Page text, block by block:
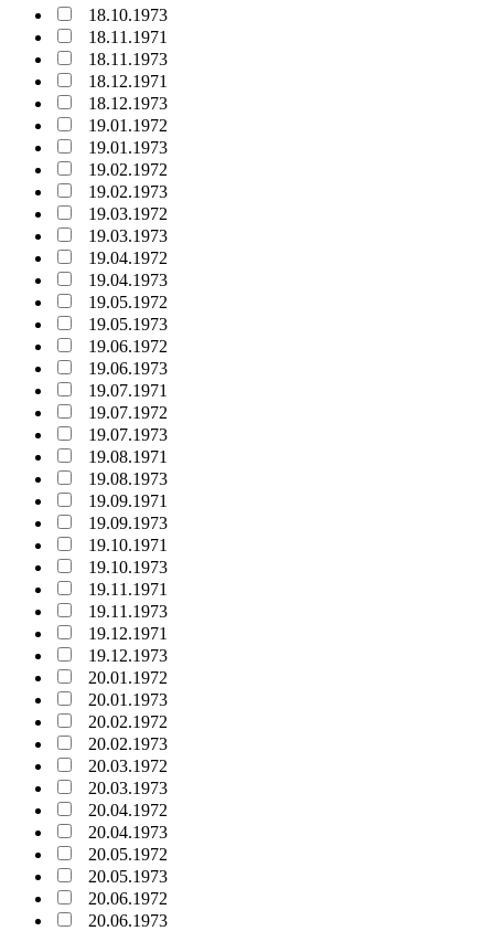
18.10.1973
18.11.1971
18.11.1973
18.12.1971
18.12.1973
19.01.1972
19.01.1973
19.02.1972
19.02.1973
19.03.1972
19.03.1973
19.04.1972
19.04.1973
19.05.1972
19.05.1973
19.06.1972
19.06.1973
19.07.1971
19.07.1972
19.07.1973
19.08.1971
19.08.1973
19.09.1971
19.09.1973
19.10.1971
19.10.1973
19.11.1971
19.11.1973
19.12.1971
19.12.1973
20.01.1972
20.01.1973
20.02.1972
20.02.1973
20.03.1972
20.03.1973
20.04.1972
20.04.1973
20.05.1972
20.05.1973
20.06.1972
20.06.1973